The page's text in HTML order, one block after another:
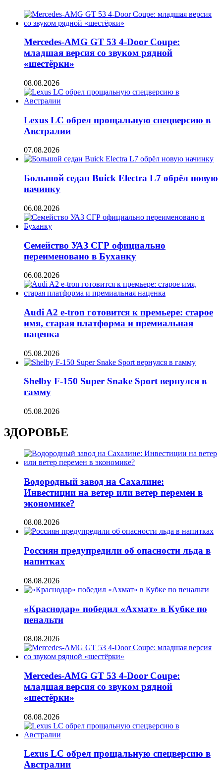
Mercedes-AMG GT 53 4-Door Coupe:
младшая версия со звуком рядной
«шестёрки»
08.08.2026
Lexus LC обрел прощальную спецверсию в
Австралии
07.08.2026
Большой седан Buick Electra L7 обрёл новую
начинку
06.08.2026
Семейство УАЗ СГР официально
переименовано в Буханку
06.08.2026
Audi A2 e-tron готовится к премьере: старое
имя, старая платформа и премиальная
наценка
05.08.2026
Shelby F-150 Super Snake Sport вернулся в
гамму
05.08.2026
ЗДОРОВЬЕ
Водородный завод на Сахалине:
Инвестиции на ветер или ветер перемен в
экономике?
08.08.2026
Россиян предупредили об опасности льда в
напитках
08.08.2026
«Краснодар» победил «Ахмат» в Кубке по
пенальти
08.08.2026
Mercedes-AMG GT 53 4-Door Coupe:
младшая версия со звуком рядной
«шестёрки»
08.08.2026
Lexus LC обрел прощальную спецверсию в
Австралии